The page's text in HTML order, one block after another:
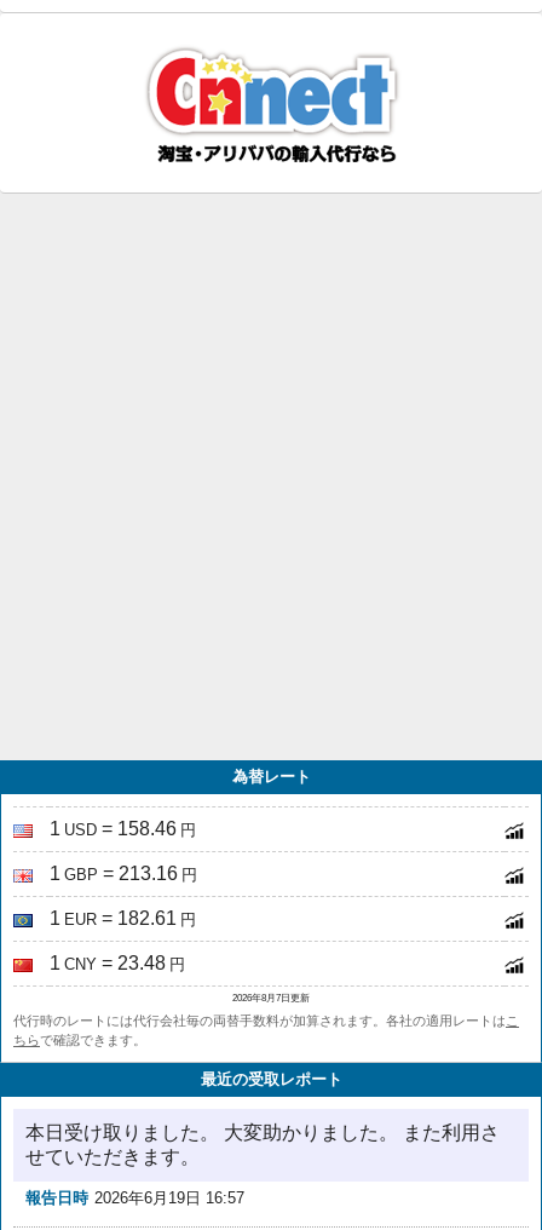
為替レート
1 USD = 158.46 円
1 GBP = 213.16 円
1 EUR = 182.61 円
1 CNY = 23.48 円
2026年8月7日更新
代行時のレートには代行会社毎の両替手数料が加算されます。各社の適用レートはこ
ちらで確認できます。
最近の受取レポート
本日受け取りました。 大変助かりました。 また利用さ
せていただきます。
報告日時 2026年6月19日 16:57